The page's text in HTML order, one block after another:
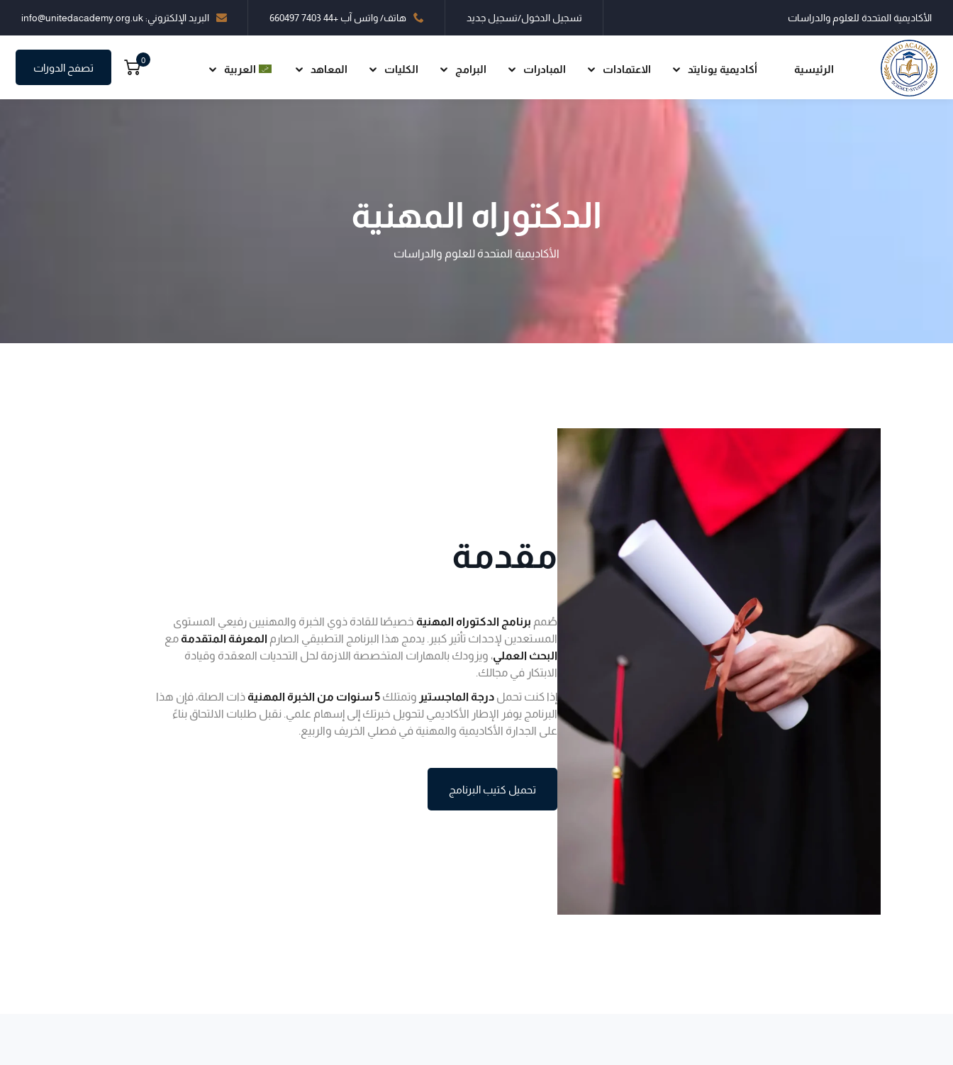
الأكاديمية المتحدة للعلوم والدراسات تسجيل الدخول/تسجيل جديد هاتف/ واتس آب +44 7403 660497 البريد الإلكتروني: info@unitedacademy.org.uk
الرئيسية أكاديمية يونايتد الاعتمادات المبادرات البرامج الكليات المعاهد العربية
0
تصفح الدورات
الدكتوراه المهنية
الأكاديمية المتحدة للعلوم والدراسات
مقدمة
صُمم برنامج الدكتوراه المهنية خصيصًا للقادة ذوي الخبرة والمهنيين رفيعي المستوى
المستعدين لإحداث تأثير كبير. يدمج هذا البرنامج التطبيقي الصارم المعرفة المتقدمة مع
البحث العملي، ويزودك بالمهارات المتخصصة اللازمة لحل التحديات المعقدة وقيادة
الابتكار في مجالك.
إذا كنت تحمل درجة الماجستير وتمتلك 5 سنوات من الخبرة المهنية
ذات الصلة، فإن هذا
البرنامج يوفر الإطار الأكاديمي لتحويل خبرتك إلى إسهام علمي. نقبل طلبات الالتحاق بناءً
على الجدارة الأكاديمية والمهنية في فصلي الخريف والربيع.
تحميل كتيب البرنامج
ليس لديك حساب؟ تسجيل جديد